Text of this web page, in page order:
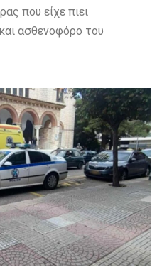
που είχε πιει
ασθενοφόρο του